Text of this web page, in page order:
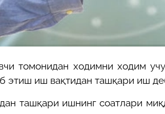
томонидан ходимни ходим
этиш иш вақтидан ташқари иш
ташқари ишнинг соатлари